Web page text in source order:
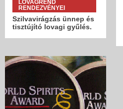
LOVAGREND
RENDEZVÉNYEI
Szilvavirágzás ünnep és
tisztújító lovagi gyűlés.